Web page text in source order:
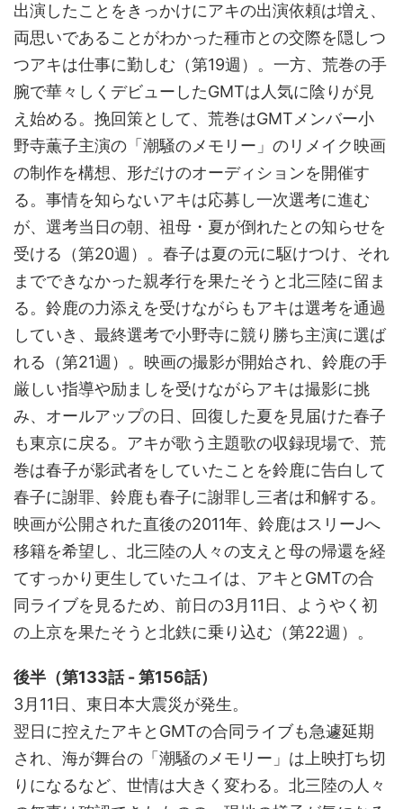
出演したことをきっかけにアキの出演依頼は増え、
両思いであることがわかった種市との交際を隠しつ
つアキは仕事に勤しむ（第19週）。一方、荒巻の手
腕で華々しくデビューしたGMTは人気に陰りが見
え始める。挽回策として、荒巻はGMTメンバー小
野寺薫子主演の「潮騒のメモリー」のリメイク映画
の制作を構想、形だけのオーディションを開催す
る。事情を知らないアキは応募し一次選考に進む
が、選考当日の朝、祖母・夏が倒れたとの知らせを
受ける（第20週）。春子は夏の元に駆けつけ、それ
までできなかった親孝行を果たそうと北三陸に留ま
る。鈴鹿の力添えを受けながらもアキは選考を通過
していき、最終選考で小野寺に競り勝ち主演に選ば
れる（第21週）。映画の撮影が開始され、鈴鹿の手
厳しい指導や励ましを受けながらアキは撮影に挑
み、オールアップの日、回復した夏を見届けた春子
も東京に戻る。アキが歌う主題歌の収録現場で、荒
巻は春子が影武者をしていたことを鈴鹿に告白して
春子に謝罪、鈴鹿も春子に謝罪し三者は和解する。
映画が公開された直後の2011年、鈴鹿はスリーJへ
移籍を希望し、北三陸の人々の支えと母の帰還を経
てすっかり更生していたユイは、アキとGMTの合
同ライブを見るため、前日の3月11日、ようやく初
の上京を果たそうと北鉄に乗り込む（第22週）。
後半（第133話 - 第156話）
3月11日、東日本大震災が発生。
翌日に控えたアキとGMTの合同ライブも急遽延期
され、海が舞台の「潮騒のメモリー」は上映打ち切
りになるなど、世情は大きく変わる。北三陸の人々